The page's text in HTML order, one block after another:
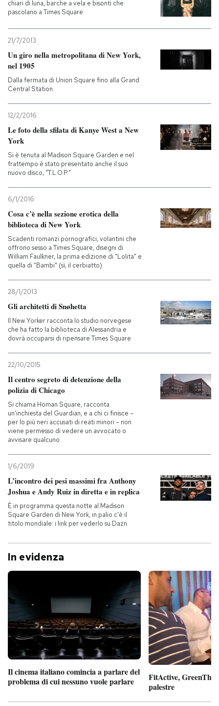
chiari di luna, barche a vela e bisonti che
pascolano a Times Square
21/7/2013
Un giro nella metropolitana di New York,
nel 1905
Dalla fermata di Union Square fino alla Grand
Central Station
12/2/2016
Le foto della sfilata di Kanye West a New
York
Si è tenuta al Madison Square Garden e nel
frattempo è stato presentato anche il suo
nuovo disco, “T.L.O.P."
6/1/2016
Cosa c’è nella sezione erotica della
biblioteca di New York
Scadenti romanzi pornografici, volantini che
offrono sesso a Times Square, disegni di
William Faulkner, la prima edizione di "Lolita" e
quella di "Bambi" (sì, il cerbiatto)
28/1/2013
Gli architetti di Snøhetta
Il New Yorker racconta lo studio norvegese
che ha fatto la biblioteca di Alessandria e
dovrà occuparsi di ripensare Times Square
22/10/2015
Il centro segreto di detenzione della
polizia di Chicago
Si chiama Homan Square, racconta
un'inchiesta del Guardian, e a chi ci finisce –
per lo più neri accusati di reati minori – non
viene permesso di vedere un avvocato o
avvisare qualcuno
1/6/2019
L’incontro dei pesi massimi fra Anthony
Joshua e Andy Ruiz in diretta e in replica
È in programma questa notte al Madison
Square Garden di New York, in palio c'è il
titolo mondiale: i link per vederlo su Dazn
In evidenza
Il cinema italiano comincia a parlare del
problema di cui nessuno vuole parlare
FitActive,
palestre